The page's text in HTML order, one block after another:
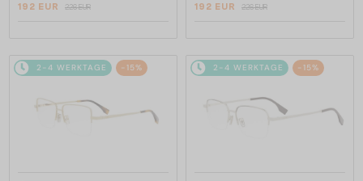
192 EUR 226 EUR 192 EUR 226 EUR
2-4 WERKTAGE -15% 2-4 WERKTAGE -15%